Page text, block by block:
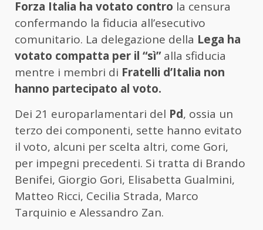
Forza Italia ha votato contro la censura
confermando la fiducia all’esecutivo
comunitario. La delegazione della Lega ha
votato compatta per il “sì”alla sfiducia
mentre i membri di Fratelli d’Italia non
hanno partecipato al voto.
Dei 21 europarlamentari del Pd, ossia un
terzo dei componenti, sette hanno evitato
il voto, alcuni per scelta altri, come Gori,
per impegni precedenti. Si tratta di Brando
Benifei, Giorgio Gori, Elisabetta Gualmini,
Matteo Ricci, Cecilia Strada, Marco
Tarquinio e Alessandro Zan.